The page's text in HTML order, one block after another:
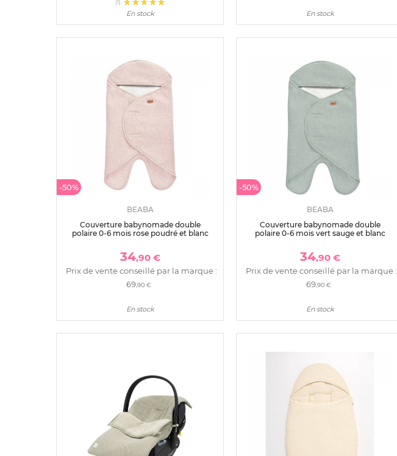
(1)
En stock En stock
-50%
BEABA
Couverture babynomade double
polaire 0-6 mois rose poudré et blanc
34,90 €
Prix de vente conseillé par la marque :
69,90 €
En stock
-50%
BEABA
Couverture babynomade double
polaire 0-6 mois vert sauge et blanc
34,90 €
Prix de vente conseillé par la marque :
69,90 €
En stock